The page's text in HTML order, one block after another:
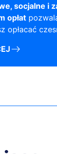
socjalne i
opłat
opłacać